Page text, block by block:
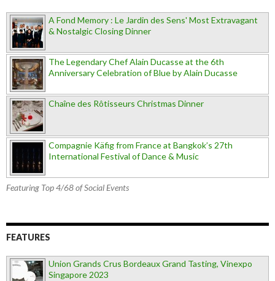
A Fond Memory : Le Jardin des Sens' Most Extravagant
& Nostalgic Closing Dinner
The Legendary Chef Alain Ducasse at the 6th
Anniversary Celebration of Blue by Alain Ducasse
Chaîne des Rôtisseurs Christmas Dinner
Compagnie Käfig from France at Bangkok’s 27th
International Festival of Dance & Music
Featuring Top 4/68 of Social Events
FEATURES
Union Grands Crus Bordeaux Grand Tasting, Vinexpo
Singapore 2023